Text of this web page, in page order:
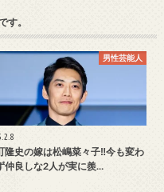
す。
男性芸能人
隆史の嫁は松嶋菜々子‼今も変わ
仲良しな2人が実に羨…